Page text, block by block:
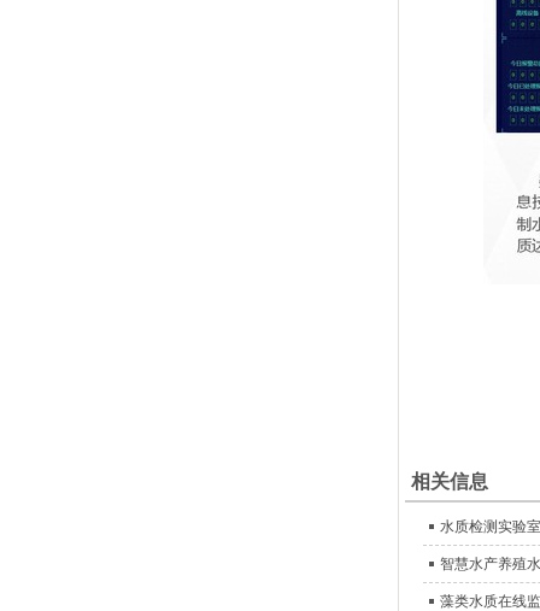
相关信息
水质检测实验
智慧水产养殖
藻类水质在线